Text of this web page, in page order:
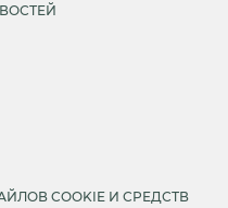
COOKIE И СРЕДСТВ